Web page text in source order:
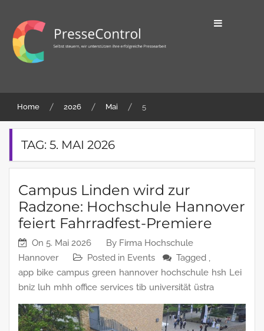
content
PresseControl
erfolgreiche Pressearbeit
Home 2026 Mai 5
TAG: 5. MAI 2026
Campus Linden wird zur
Radzone: Hochschule Hannover
feiert Fahrradfest-Premiere
On 5. Mai 2026 By Firma Hochschule
Hannover
Posted in Events
Tagged ,
app bike campus green hannover hochschule hsh Lei
bniz luh mhh office services tib universität üstra